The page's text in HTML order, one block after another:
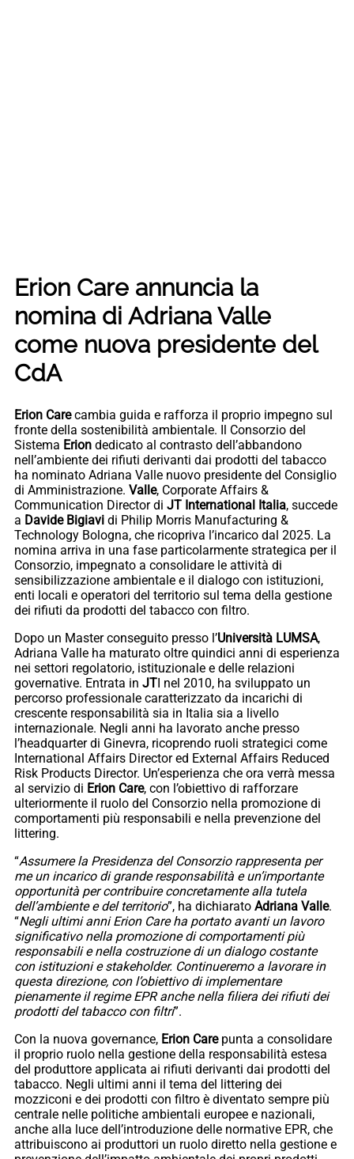
Erion Care annuncia la
nomina di Adriana Valle
come nuova presidente del
CdA
Erion Carecambia guida e rafforza il proprio impegno sul
fronte della sostenibilità ambientale. Il Consorzio del
Sistema Erion dedicato al contrasto dell’abbandono
nell’ambiente dei rifiuti derivanti dai prodotti del tabacco
ha nominato Adriana Valle nuovo presidente del Consiglio
di Amministrazione. Valle, Corporate Affairs &
Communication Director di JT International Italia, succede
a Davide Bigiavi di Philip Morris Manufacturing &
Technology Bologna, che ricopriva l’incarico dal 2025. La
nomina arriva in una fase particolarmente strategica per il
Consorzio, impegnato a consolidare le attività di
sensibilizzazione ambientale e il dialogo con istituzioni,
enti locali e operatori del territorio sul tema della gestione
dei rifiuti da prodotti del tabacco con filtro.
Dopo un Master conseguito presso l’Università LUMSA,
Adriana Valle ha maturato oltre quindici anni di esperienza
nei settori regolatorio, istituzionale e delle relazioni
governative. Entrata in JTI nel 2010, ha sviluppato un
percorso professionale caratterizzato da incarichi di
crescente responsabilità sia in Italia sia a livello
internazionale. Negli anni ha lavorato anche presso
l’headquarter di Ginevra, ricoprendo ruoli strategici come
International Affairs Director ed External Affairs Reduced
Risk Products Director. Un’esperienza che ora verrà messa
al servizio di Erion Care, con l’obiettivo di rafforzare
ulteriormente il ruolo del Consorzio nella promozione di
comportamenti più responsabili e nella prevenzione del
littering.
“Assumere la Presidenza del Consorzio rappresenta per
me un incarico di grande responsabilità e un’importante
opportunità per contribuire concretamente alla tutela
dell’ambiente e del territorio”, ha dichiarato Adriana Valle.
“Negli ultimi anni Erion Care ha portato avanti un lavoro
significativo nella promozione di comportamenti più
responsabili e nella costruzione di un dialogo costante
con istituzioni e stakeholder. Continueremo a lavorare in
questa direzione, con l’obiettivo di implementare
pienamente il regime EPR anche nella filiera dei rifiuti dei
prodotti del tabacco con filtri”.
Con la nuova governance, Erion Carepunta a consolidare
il proprio ruolo nella gestione della responsabilità estesa
del produttore applicata ai rifiuti derivanti dai prodotti del
tabacco. Negli ultimi anni il tema del littering dei
mozziconi e dei prodotti con filtro è diventato sempre più
centrale nelle politiche ambientali europee e nazionali,
anche alla luce dell’introduzione delle normative EPR, che
attribuiscono ai produttori un ruolo diretto nella gestione e